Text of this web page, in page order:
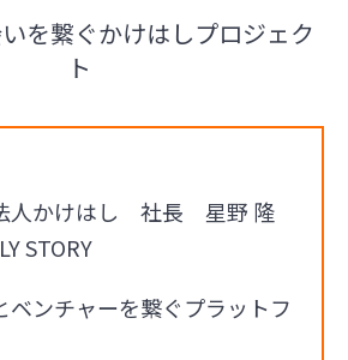
を繋ぐかけはしプロジェク
ト
人かけはし 社長 星野 隆
STORY
ベンチャーを繋ぐプラットフ